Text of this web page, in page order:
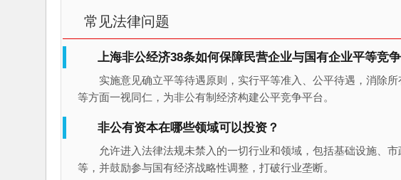
常见法律问题
上海非公经济38条如何保障民营企业与国有企业平等竞争
实施意见确立平等待遇原则，实行平等准入、公平待遇，消除
等方面一视同仁，为非公有制经济构建公平竞争平台。
非公有资本在哪些领域可以投资？
允许进入法律法规未禁入的一切行业和领域，包括基础设施、
等，并鼓励参与国有经济战略性调整，打破行业垄断。